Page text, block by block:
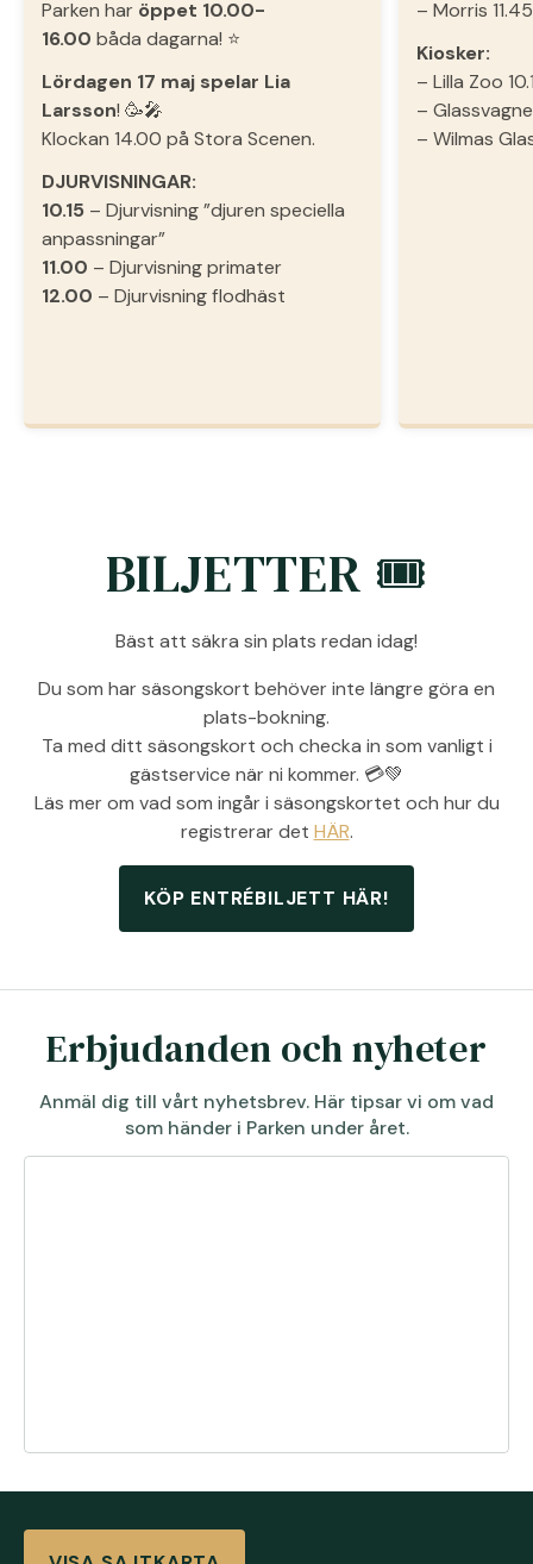
Parken har öppet 10.00-
16.00 båda dagarna! ⭐️
Lördagen 17 maj spelar Lia
Larsson! 🥳🎤
Klockan 14.00 på Stora Scenen.
DJURVISNINGAR:
10.15 – Djurvisning ”djuren speciella
anpassningar”
11.00 – Djurvisning primater
12.00 – Djurvisning flodhäst
– Morris
Kiosker:
– Lilla Zoo
–
– Wilmas
BILJETTER 🎟️
Bäst att säkra sin plats redan idag!
Du som har säsongskort behöver inte längre göra en
plats-bokning.
Ta med ditt säsongskort och checka in som vanligt i
gästservice när ni kommer. 💳💚
Läs mer om vad som ingår i säsongskortet och hur du
registrerar det HÄR.
KÖP ENTRÉBILJETT HÄR!
Erbjudanden och nyheter
Anmäl dig till vårt nyhetsbrev. Här tipsar vi om vad
som händer i Parken under året.